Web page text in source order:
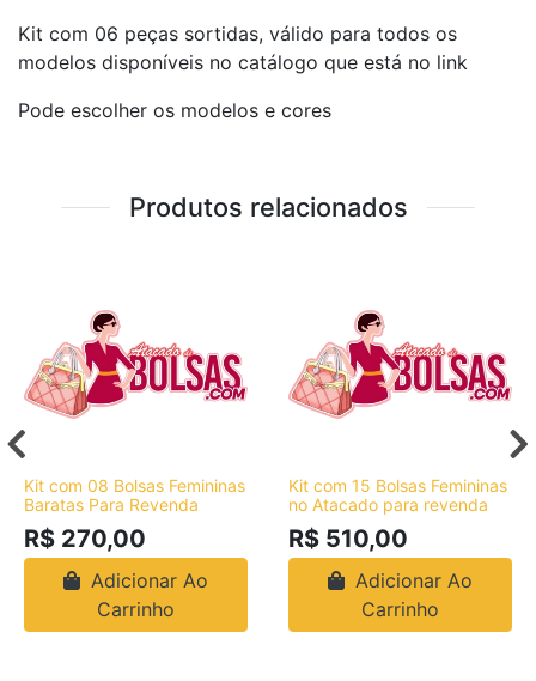
Kit com 06 peças sortidas, válido para todos os
modelos disponíveis no catálogo que está no link
Pode escolher os modelos e cores
Produtos relacionados
Kit com 08 Bolsas Femininas
Baratas Para Revenda
R$ 270,00
Adicionar Ao
Carrinho
Kit com 15 Bolsas Femininas
no Atacado para revenda
R$ 510,00
Adicionar Ao
Carrinho